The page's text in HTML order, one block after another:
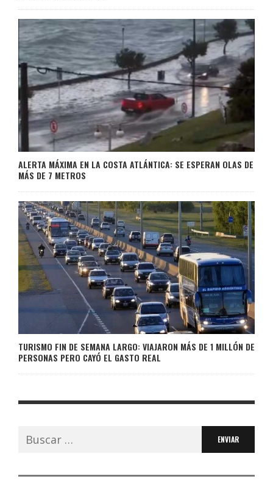
ALERTA MÁXIMA EN LA COSTA ATLÁNTICA: SE ESPERAN OLAS DE
MÁS DE 7 METROS
TURISMO FIN DE SEMANA LARGO: VIAJARON MÁS DE 1 MILLÓN DE
PERSONAS PERO CAYÓ EL GASTO REAL
Buscar: